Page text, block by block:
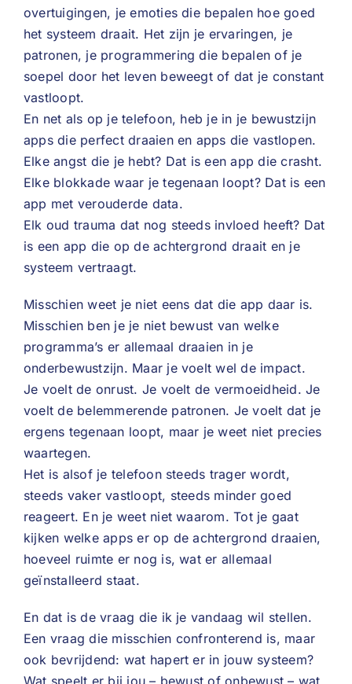
overtuigingen, je emoties die bepalen hoe goed
het systeem draait. Het zijn je ervaringen, je
patronen, je programmering die bepalen of je
soepel door het leven beweegt of dat je constant
vastloopt.
En net als op je telefoon, heb je in je bewustzijn
apps die perfect draaien en apps die vastlopen.
Elke angst die je hebt? Dat is een app die crasht.
Elke blokkade waar je tegenaan loopt? Dat is een
app met verouderde data.
Elk oud trauma dat nog steeds invloed heeft? Dat
is een app die op de achtergrond draait en je
systeem vertraagt.
Misschien weet je niet eens dat die app daar is.
Misschien ben je je niet bewust van welke
programma’s er allemaal draaien in je
onderbewustzijn. Maar je voelt wel de impact.
Je voelt de onrust. Je voelt de vermoeidheid. Je
voelt de belemmerende patronen. Je voelt dat je
ergens tegenaan loopt, maar je weet niet precies
waartegen.
Het is alsof je telefoon steeds trager wordt,
steeds vaker vastloopt, steeds minder goed
reageert. En je weet niet waarom. Tot je gaat
kijken welke apps er op de achtergrond draaien,
hoeveel ruimte er nog is, wat er allemaal
geïnstalleerd staat.
En dat is de vraag die ik je vandaag wil stellen.
Een vraag die misschien confronterend is, maar
ook bevrijdend: wat hapert er in jouw systeem?
Wat speelt er bij jou – bewust of onbewust – wat